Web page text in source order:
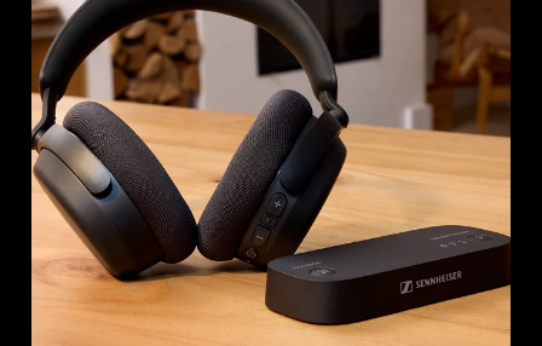
Support
Professionell